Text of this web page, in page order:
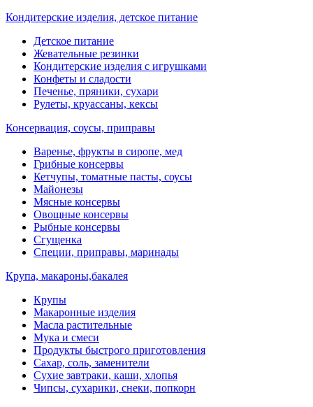
Кондитерские изделия, детское питание
Детское питание
Жевательные резинки
Кондитерские изделия с игрушками
Конфеты и сладости
Печенье, пряники, сухари
Рулеты, круассаны, кексы
Консервация, соусы, приправы
Варенье, фрукты в сиропе, мед
Грибные консервы
Кетчупы, томатные пасты, соусы
Майонезы
Мясные консервы
Овощные консервы
Рыбные консервы
Сгущенка
Специи, приправы, маринады
Крупа, макароны,бакалея
Крупы
Макаронные изделия
Масла растительные
Мука и смеси
Продукты быстрого приготовления
Сахар, соль, заменители
Сухие завтраки, каши, хлопья
Чипсы, сухарики, снеки, попкорн